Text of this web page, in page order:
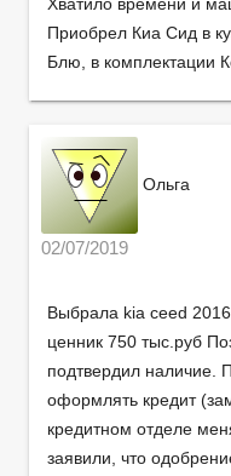
Приобрел Киа Сид в
Блю, в комплектации
Ольга
02/07/2019
Выбрала kia ceed
ценник 750 тыс.руб
подтвердил наличие.
оформлять кредит
кредитном отделе
заявили, что